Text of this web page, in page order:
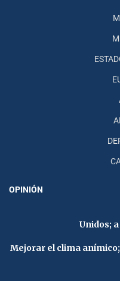
OPINIÓN
Unidos;
Mejorar el clima